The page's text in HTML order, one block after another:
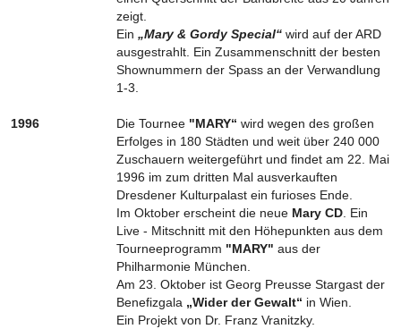
zeigt.
Ein „Mary & Gordy Special“ wird auf der ARD
ausgestrahlt. Ein Zusammenschnitt der besten
Shownummern der Spass an der Verwandlung
1-3.
1996 Die Tournee "MARY“ wird wegen des großen
Erfolges in 180 Städten und weit über 240 000
Zuschauern weitergeführt und findet am 22. Mai
1996 im zum dritten Mal ausverkauften
Dresdener Kulturpalast ein furioses Ende.
Im Oktober erscheint die neue Mary CD . Ein
Live - Mitschnitt mit den Höhepunkten aus dem
Tourneeprogramm "MARY" aus der
Philharmonie München.
Am 23. Oktober ist Georg Preusse Stargast der
Benefizgala „Wider der Gewalt“ in Wien.
Ein Projekt von Dr. Franz Vranitzky.